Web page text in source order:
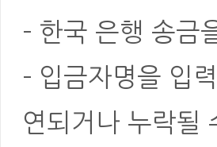
- 한국 은행 송금
- 입금자명을 입
연되거나 누락될